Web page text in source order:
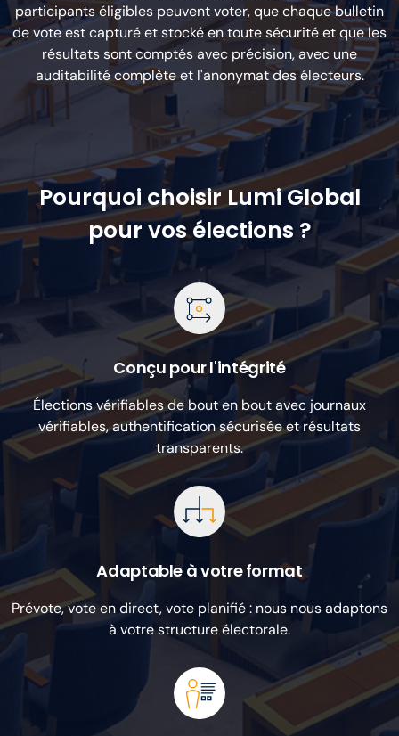
participants éligibles peuvent voter, que chaque bulletin
de vote est capturé et stocké en toute sécurité et que les
résultats sont comptés avec précision, avec une
auditabilité complète et l'anonymat des électeurs.
Pourquoi choisir Lumi Global
pour vos élections ?
Conçu pour l'intégrité
Élections vérifiables de bout en bout avec journaux
vérifiables, authentification sécurisée et résultats
transparents.
Adaptable à votre format
Prévote, vote en direct, vote planifié : nous nous adaptons
à votre structure électorale.